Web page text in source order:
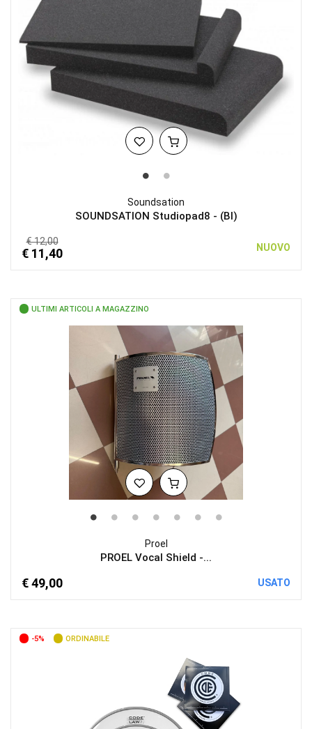
Soundsation
SOUNDSATION Studiopad8 - (BI)
€ 12,00
€ 11,40 NUOVO
ULTIMI ARTICOLI A MAGAZZINO
Proel
PROEL Vocal Shield -...
€ 49,00 USATO
-5% ORDINABILE